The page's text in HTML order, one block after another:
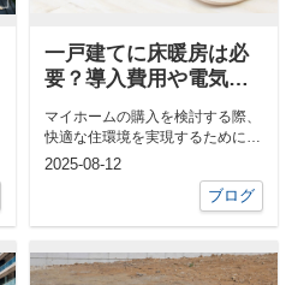
一戸建てに床暖房は必
要？導入費用や電気代
マイホームの購入を検討する際、
快適な住環境を実現するために、
床暖房の導入を考える方も多いの
2025-08-12
ブログ